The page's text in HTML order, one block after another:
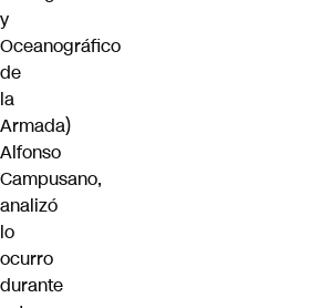
y
Oceanográfico
de
la
Armada)
Alfonso
Campusano,
analizó
lo
ocurro
durante